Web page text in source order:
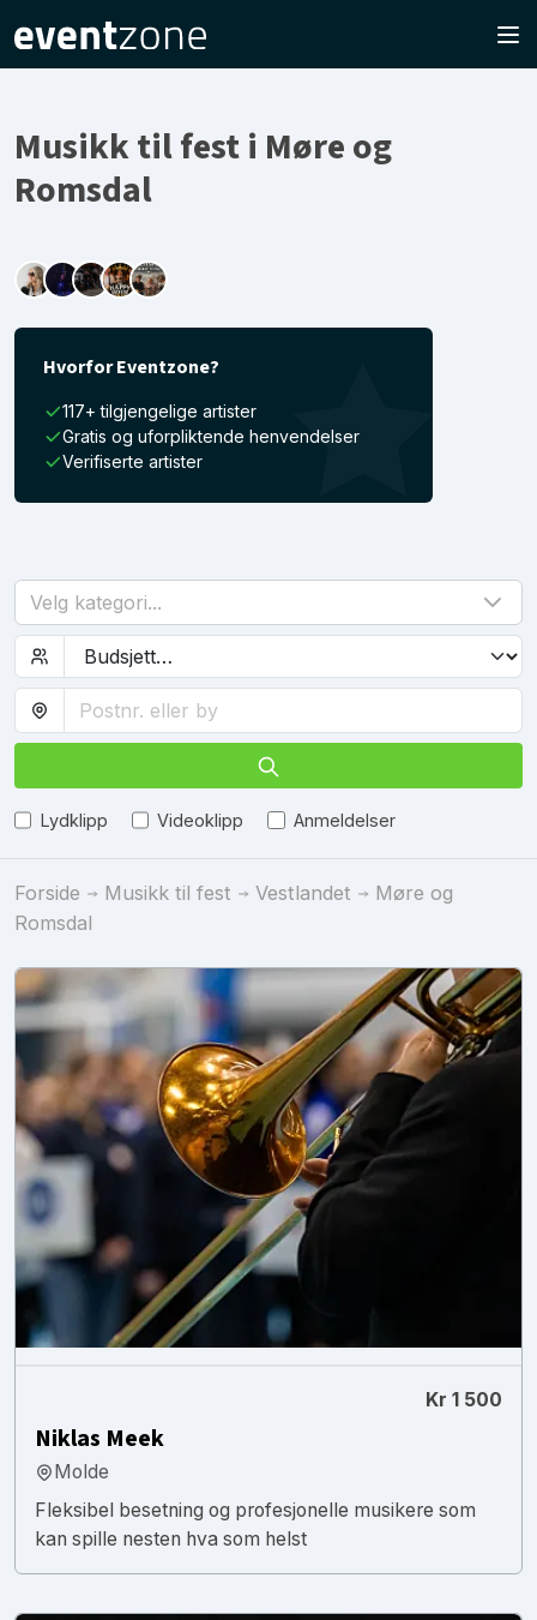
Musikk til fest i Møre og
Romsdal
Hvorfor Eventzone?
117+ tilgjengelige artister
Gratis og uforpliktende henvendelser
Verifiserte artister
Velg kategori...
Lydklipp Videoklipp Anmeldelser
Forside Musikk til fest Vestlandet
Møre og
Romsdal
Kr 1 500
Niklas Meek
Molde
Fleksibel besetning og profesjonelle musikere som
kan spille nesten hva som helst